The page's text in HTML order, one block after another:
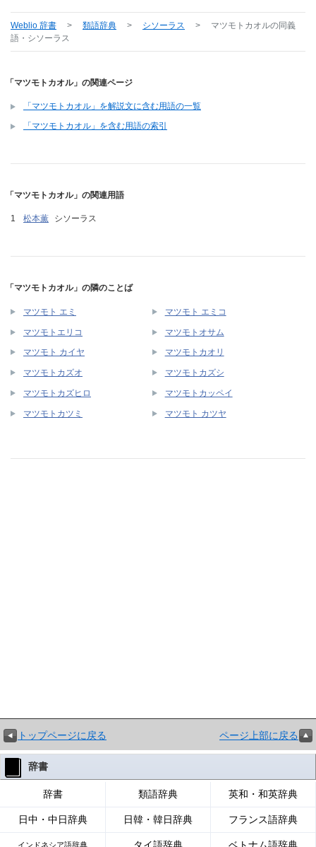
Weblio 辞書 > 類語辞典 > シソーラス > マツモトカオルの同義
語・シソーラス
「マツモトカオル」の関連ページ
「マツモトカオル」を解説文に含む用語の一覧
「マツモトカオル」を含む用語の索引
「マツモトカオル」の関連用語
松本薫 シソーラス
「マツモトカオル」の隣のことば
マツモト エミ マツモト エミコ
マツモトエリコ マツモトオサム
マツモト カイヤ マツモトカオリ
マツモトカズオ マツモトカズシ
マツモトカズヒロ マツモトカッペイ
マツモトカツミ マツモト カツヤ
トップページに戻る ページ上部に戻る
辞書
辞書 類語辞典 英和・和英辞典
日中・中日辞典 日韓・韓日辞典 フランス語辞典
インドネシア語辞典